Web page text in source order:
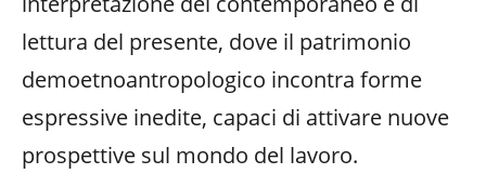
lettura del presente, dove il patrimonio
demoetnoantropologico incontra forme
espressive inedite, capaci di attivare nuove
prospettive sul mondo del lavoro.